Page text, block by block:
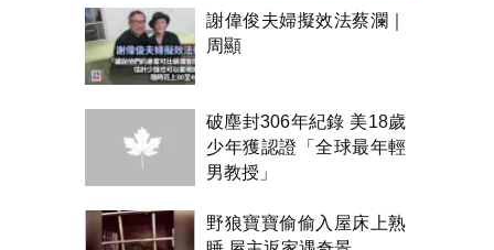
謝偉俊夫婦擬效法蔡瀾｜
周顯
破塵封306年紀錄 美18歲
少年獲認證「全球最年輕
男教授」
野狼寶寶偷偷入屋床上熟